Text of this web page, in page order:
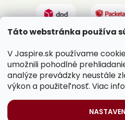
Táto webstránka používa
V Jaspire.sk používame
umožnili pohodlné
analýze prevádzky neustále
výkon a použiteľnosť. Viac